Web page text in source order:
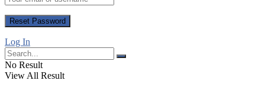
Log In
No Result
View All Result